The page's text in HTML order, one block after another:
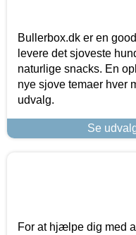
Bullerbox.dk er en
levere det sjoveste
naturlige snacks. En
nye sjove temaer hver
udvalg.
Se
For at hjælpe dig med